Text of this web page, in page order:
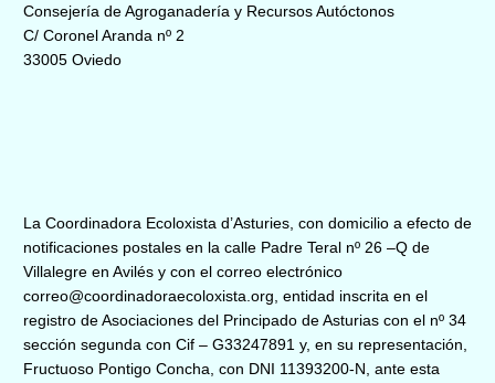
Consejería de Agroganadería y Recursos Autóctonos
C/ Coronel Aranda nº 2
33005 Oviedo
La Coordinadora Ecoloxista d’Asturies, con domicilio a efecto de
notificaciones postales en la calle Padre Teral nº 26 –Q de
Villalegre en Avilés y con el correo electrónico
correo@coordinadoraecoloxista.org, entidad inscrita en el
registro de Asociaciones del Principado de Asturias con el nº 34
sección segunda con Cif – G33247891 y, en su representación,
Fructuoso Pontigo Concha, con DNI 11393200-N, ante esta